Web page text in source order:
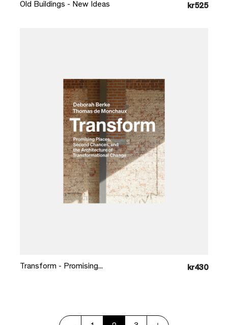
Old Buildings - New Ideas kr525
Transform - Promising... kr430